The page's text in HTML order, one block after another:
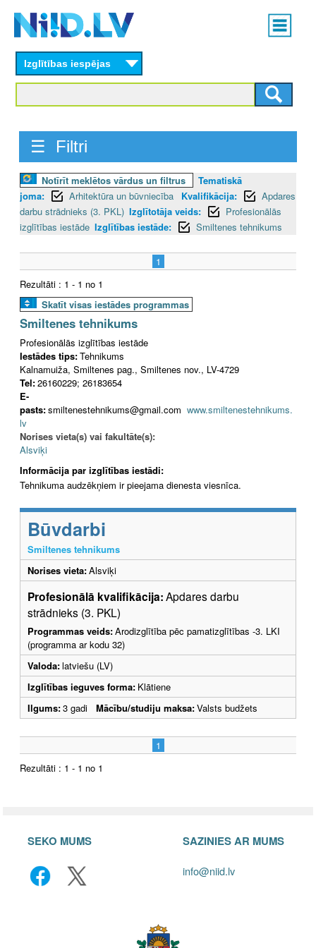
content
Main
menu
Izglītības iespējas
☰ Filtri
Notīrīt meklētos vārdus un filtrus
Tematiskā
joma:
Arhitektūra un būvniecība Kvalifikācija:
Apdares
darbu strādnieks (3. PKL) Izglītotāja veids:
Profesionālās
izglītības iestāde Izglītības iestāde: Smiltenes tehnikums
1
Rezultāti : 1 - 1 no 1
Skatīt visas iestādes programmas
Smiltenes tehnikums
Profesionālās izglītības iestāde
Iestādes tips:Tehnikums
Kalnamuiža, Smiltenes pag., Smiltenes nov., LV-4729
Tel:26160229; 26183654
E-
pasts:smiltenestehnikums@gmail.com www.smiltenestehnikums.
lv
Norises vieta(s) vai fakultāte(s):
Alsviķi
Informācija par izglītības iestādi:
Tehnikuma audzēkņiem ir pieejama dienesta viesnīca.
Būvdarbi
Smiltenes tehnikums
Norises vieta:Alsviķi
Profesionālā kvalifikācija:Apdares darbu
strādnieks (3. PKL)
Programmas veids:Arodizglītība pēc pamatizglītības -3. LKI
(programma ar kodu 32)
Valoda:latviešu (LV)
Izglītības ieguves forma: Klātiene
Ilgums:3 gadi Mācību/studiju maksa:Valsts budžets
1
Rezultāti : 1 - 1 no 1
SEKO MUMS SAZINIES AR MUMS
info@niid.lv